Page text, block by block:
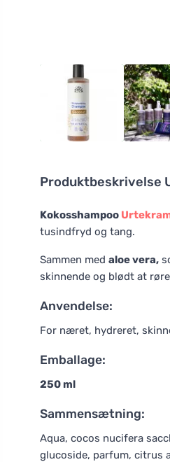
Produktbeskrivelse
Kokosshampoo
tusindfryd og tang.
Sammen med aloe vera,
skinnende og blødt at
Anvendelse:
For næret, hydreret,
Emballage:
250 ml
Sammensætning:
Aqua, cocos nucifera
glucoside, parfum, citrus